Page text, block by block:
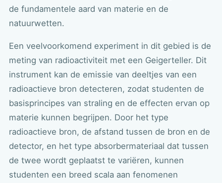
de fundamentele aard van materie en de
natuurwetten.
Een veelvoorkomend experiment in dit gebied is de
meting van radioactiviteit met een Geigerteller. Dit
instrument kan de emissie van deeltjes van een
radioactieve bron detecteren, zodat studenten de
basisprincipes van straling en de effecten ervan op
materie kunnen begrijpen. Door het type
radioactieve bron, de afstand tussen de bron en de
detector, en het type absorbermateriaal dat tussen
de twee wordt geplaatst te variëren, kunnen
studenten een breed scala aan fenomenen